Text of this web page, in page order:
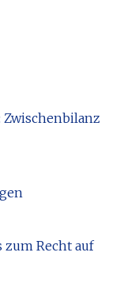
zum Recht auf